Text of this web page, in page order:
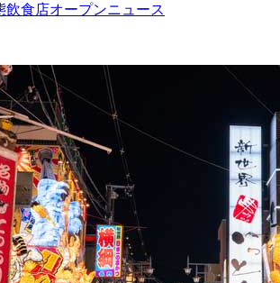
飲食店オープンニュース